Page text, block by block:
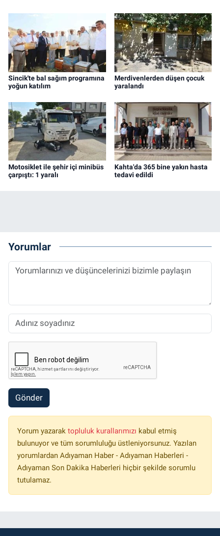
Sincik'te bal sağım programına
yoğun katılım
Merdivenlerden düşen çocuk
yaralandı
Motosiklet ile şehir içi minibüs
çarpıştı: 1 yaralı
Kahta'da 365 bine yakın hasta
tedavi edildi
Yorumlar
Gönder
Yorum yazarak topluluk kurallarımızı kabul etmiş
bulunuyor ve tüm sorumluluğu üstleniyorsunuz. Yazılan
yorumlardan Adıyaman Haber - Adıyaman Haberleri -
Adıyaman Son Dakika Haberleri hiçbir şekilde sorumlu
tutulamaz.